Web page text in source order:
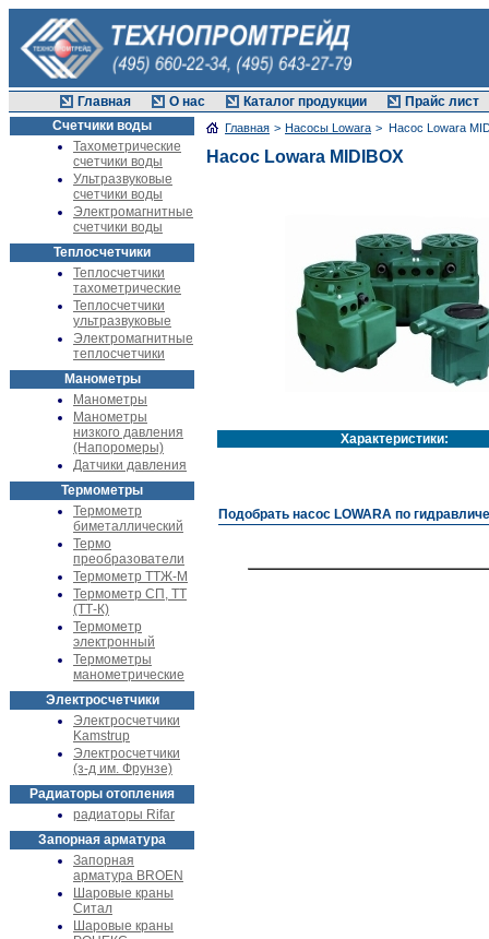
Главная О нас Каталог продукции
Прайс лист
Счетчики воды
Тахометрические
счетчики воды
Ультразвуковые
счетчики воды
Электромагнитные
счетчики воды
Теплосчетчики
Теплосчетчики
тахометрические
Теплосчетчики
ультразвуковые
Электромагнитные
теплосчетчики
Манометры
Манометры
Манометры
низкого давления
(Напоромеры)
Датчики давления
Термометры
Термометр
биметаллический
Термо
преобразователи
Термометр ТТЖ-М
Термометр СП, ТТ
(ТТ-К)
Термометр
электронный
Термометры
манометрические
Электросчетчики
Электросчетчики
Kamstrup
Электросчетчики
(з-д им. Фрунзе)
Радиаторы отопления
радиаторы Rifar
Запорная арматура
Запорная
арматура BROEN
Шаровые краны
Ситал
Шаровые краны
Главная > Насосы Lowara > Насос Lowara
Насос Lowara MIDIBOX
Характеристики:
Подобрать насос LOWARA по